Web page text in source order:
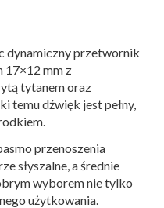
dynamiczny przetwornik
17×12 mm z
tytanem oraz
temu dźwięk jest pełny,
przenoszenia
słyszalne, a średnie
wyborem nie tylko
użytkowania.